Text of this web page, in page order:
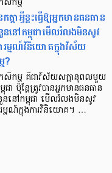
កម្ម
ត្តាអ្វីខ្លះធ្វើឱ្យអ្នកមានធនធាន
នៅកម្ពុជាមើលរំលងមិនសូវ
រម្មណ៍វិនិយោគក្នុងវិស័យ
?
កម្ម គឺជាវិស័យសក្តានុពលមួយ
ជា ប៉ុន្តែត្រូវបានអ្នកមានធនធាន
នៅកម្ពុជា មើលរំលងមិនសូវ
ម្មណ៍ក្នុងការវិនិយោគ។ …